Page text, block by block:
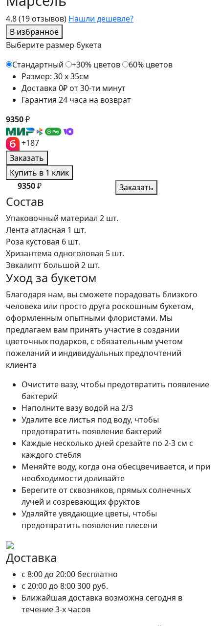
4.8(19 отзывов) Нашли дешевле?
В избранное
Выберите размер букета
Стандартный
+30% цветов
60% цветов
Размер: 30 x 35см
Доставка 0₽ от 30-ти минут
Гарантия 24 часа на возврат
9350₽
+187
Заказать
Купить в 1 клик
9350₽ Заказать
Состав
Упаковочный материал 2 шт.
Лента атласная 1 шт.
Роза кустовая 6 шт.
Хризантема одноголовая 5 шт.
Эвкалипт большой 2 шт.
Уход за букетом
Благодаря нам, вы сможете порадовать близкого
человека или просто друга роскошным букетом,
оформленным опытными флористами. Мы
предлагаем вам принять участие в создании
цветочных подарков, с обязательным учетом
пожеланий и индивидуальных предпочтений
клиента
Очистите вазу, чтобы предотвратить появление
бактерий
Наполните вазу водой на 2/3
Удалите все листья под воду, чтобы
предотвратить появление бактерий
Каждые несколько дней срезайте по 2-3 см с
каждого стебля
Меняйте воду, когда она обесцвечивается, и при
необходимости доливайте
Берегите от сквозняков, прямых солнечных
лучей и созревающих фруктов
Удаляйте увядающие цветы, чтобы
предотвратить появление плесени
Доставка
c 8:00 до 20:00 бесплатно
c 20:00 до 8:00300 руб.
Ближайшая доставка возможна сегодня в
течение 3-х часов